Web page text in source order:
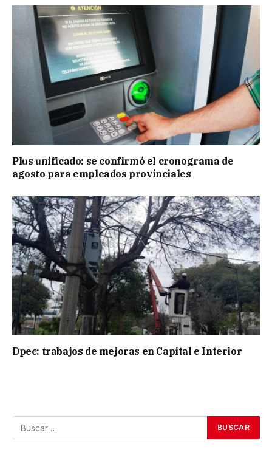
Plus unificado: se confirmó el cronograma de
agosto para empleados provinciales
Dpec: trabajos de mejoras en Capital e Interior